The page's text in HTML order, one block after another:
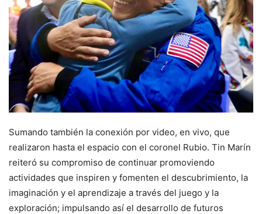
Sumando también la conexión por video, en vivo, que
realizaron hasta el espacio con el coronel Rubio. Tin Marín
reiteró su compromiso de continuar promoviendo
actividades que inspiren y fomenten el descubrimiento, la
imaginación y el aprendizaje a través del juego y la
exploración; impulsando así el desarrollo de futuros